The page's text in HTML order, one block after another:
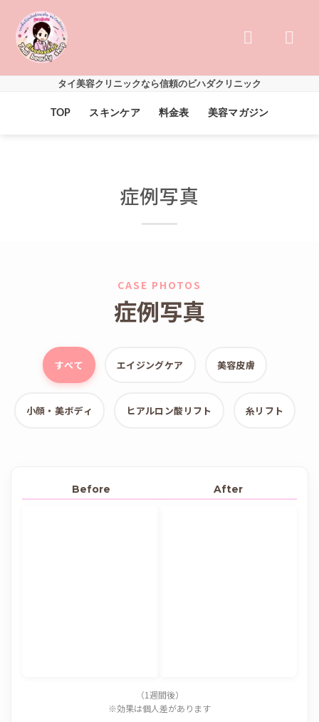
content
タイ美容クリニックなら信頼のビハダクリニック
TOP スキンケア 料金表 美容マガジン
症例写真
CASE PHOTOS
症例写真
すべて エイジングケア 美容皮膚
小顔・美ボディ ヒアルロン酸リフト 糸リフト
Before After
（1週間後）
※効果は個人差があります